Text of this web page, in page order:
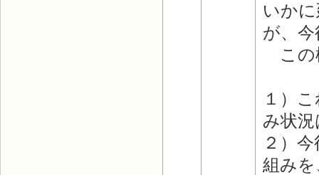
いか
が、
この
１）
み状
２）
組み